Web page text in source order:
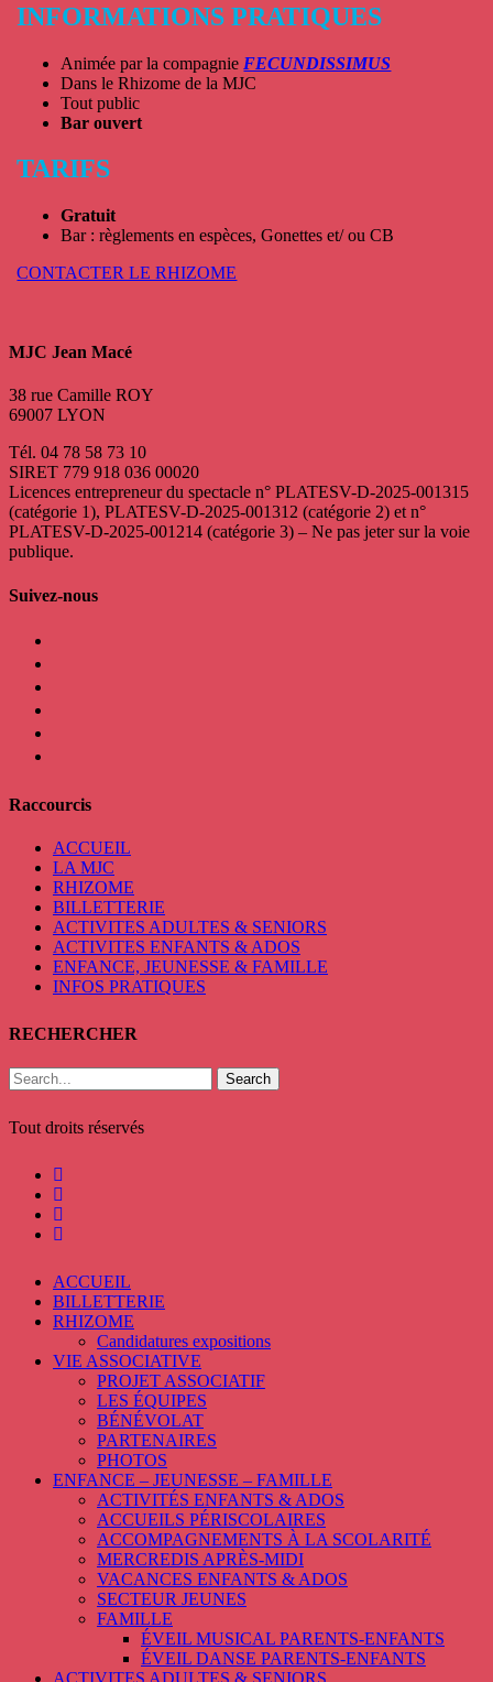
INFORMATIONS PRATIQUES
Animée par la compagnie FECUNDISSIMUS
Dans le Rhizome de la MJC
Tout public
Bar ouvert
TARIFS
Gratuit
Bar : règlements en espèces, Gonettes et/ ou CB
CONTACTER LE RHIZOME
MJC Jean Macé
38 rue Camille ROY
69007 LYON
Tél. 04 78 58 73 10
SIRET 779 918 036 00020
Licences entrepreneur du spectacle n° PLATESV-D-2025-001315
(catégorie 1), PLATESV-D-2025-001312 (catégorie 2) et n°
PLATESV-D-2025-001214 (catégorie 3) – Ne pas jeter sur la voie
publique.
Suivez-nous
Raccourcis
ACCUEIL
LA MJC
RHIZOME
BILLETTERIE
ACTIVITES ADULTES & SENIORS
ACTIVITES ENFANTS & ADOS
ENFANCE, JEUNESSE & FAMILLE
INFOS PRATIQUES
RECHERCHER
Search
Tout droits réservés
ACCUEIL
BILLETTERIE
RHIZOME
Candidatures expositions
VIE ASSOCIATIVE
PROJET ASSOCIATIF
LES ÉQUIPES
BÉNÉVOLAT
PARTENAIRES
PHOTOS
ENFANCE – JEUNESSE – FAMILLE
ACTIVITÉS ENFANTS & ADOS
ACCUEILS PÉRISCOLAIRES
ACCOMPAGNEMENTS À LA SCOLARITÉ
MERCREDIS APRÈS-MIDI
VACANCES ENFANTS & ADOS
SECTEUR JEUNES
FAMILLE
ÉVEIL MUSICAL PARENTS-ENFANTS
ÉVEIL DANSE PARENTS-ENFANTS